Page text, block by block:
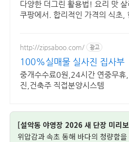
다양한 더그린 활용법! 요리 맛 살
쿠팡에서. 합리적인 가격의 식초,
http://zipsaboo.com/ 광고
100%실매물 실사진 집사부
중개수수료0원,24시간 연중무
진,건축주 직접분양시스템
[설악동 야영장 2026 새 단장 미리
위압감과 속초 동해 바다의 청량함